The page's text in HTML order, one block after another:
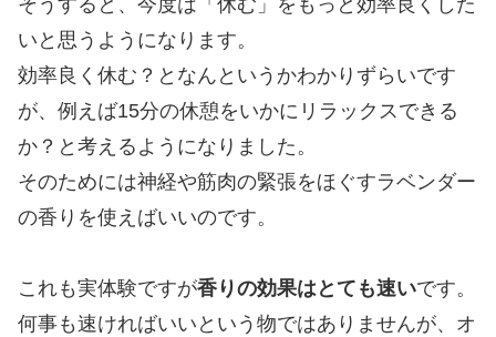
いと思うようになります。
効率良く休む？となんというかわかりずらいです
が、例えば15分の休憩をいかにリラックスできる
か？と考えるようになりました。
そのためには神経や筋肉の緊張をほぐすラベンダー
の香りを使えばいいのです。
これも実体験ですが香りの効果はとても速いです。
何事も速ければいいという物ではありませんが、オ